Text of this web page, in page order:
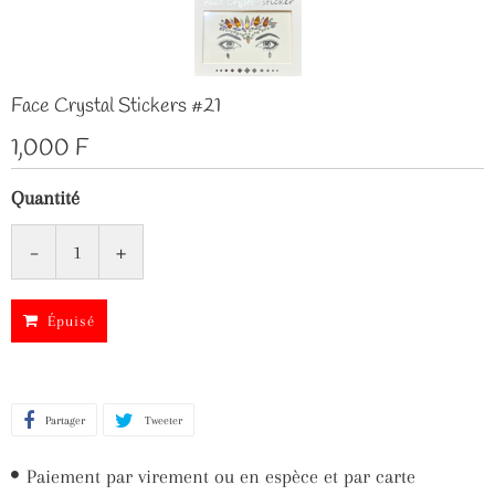
Face Crystal Stickers #21
1,000 F
Quantité
+
-
Épuisé
Partager Partager
Facebook
Tweeter
Twitter
Paiement par virement ou en espèce et par carte